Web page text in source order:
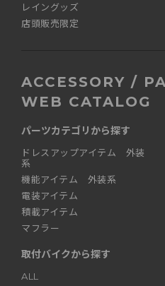
レイングッズ
店頭販売限定
ACCESSORY /
WEB CATALOG
パーツカテゴリから探す
ドレスアップアイテム 外装
系
機能アイテム 外装系
電装アイテム
積載アイテム
マフラー
取付バイクから探す
ALL